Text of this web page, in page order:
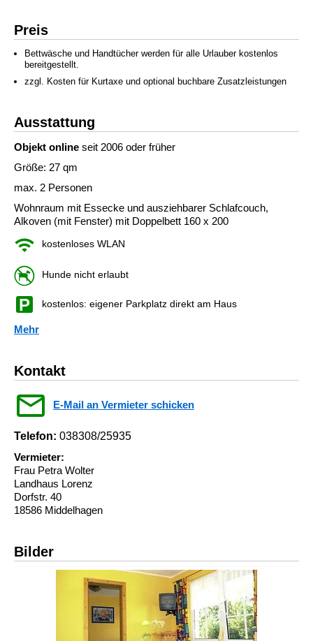
Preis
Bettwäsche und Handtücher werden für alle Urlauber kostenlos
bereitgestellt.
zzgl. Kosten für Kurtaxe und optional buchbare Zusatzleistungen
Ausstattung
Objekt online seit 2006 oder früher
Größe: 27 qm
max. 2 Personen
Wohnraum mit Essecke und ausziehbarer Schlafcouch,
Alkoven (mit Fenster) mit Doppelbett 160 x 200
kostenloses WLAN
Hunde nicht erlaubt
kostenlos: eigener Parkplatz direkt am Haus
Mehr
Kontakt
E-Mail an Vermieter schicken
Telefon: 038308/25935
Vermieter:
Frau Petra Wolter
Landhaus Lorenz
Dorfstr. 40
18586 Middelhagen
Bilder